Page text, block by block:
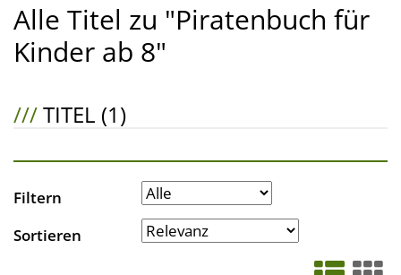
Alle Titel zu "Piratenbuch für
Kinder ab 8"
///TITEL (1)
Filtern
Sortieren